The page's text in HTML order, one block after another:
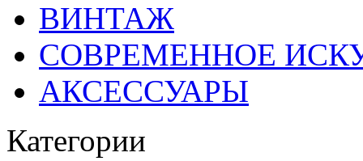
ВИНТАЖ
СОВРЕМЕННОЕ
АКСЕССУАРЫ
Категории